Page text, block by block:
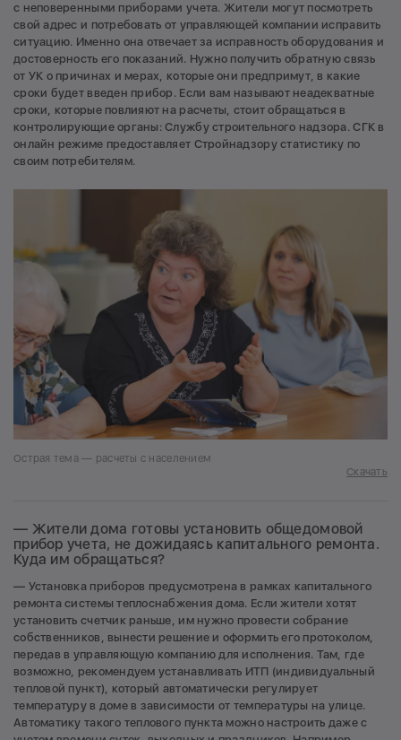
с неповеренными приборами учета. Жители могут посмотреть
свой адрес и потребовать от управляющей компании исправить
ситуацию. Именно она отвечает за исправность оборудования и
достоверность его показаний. Нужно получить обратную связь
от УК о причинах и мерах, которые они предпримут, в какие
сроки будет введен прибор. Если вам называют неадекватные
сроки, которые повлияют на расчеты, стоит обращаться в
контролирующие органы: Службу строительного надзора. СГК в
онлайн режиме предоставляет Стройнадзору статистику по
своим потребителям.
Острая тема — расчеты с населением
Скачать
— Жители дома готовы установить общедомовой
прибор учета, не дожидаясь капитального ремонта.
Куда им обращаться?
— Установка приборов предусмотрена в рамках капитального
ремонта системы теплоснабжения дома. Если жители хотят
установить счетчик раньше, им нужно провести собрание
собственников, вынести решение и оформить его протоколом,
передав в управляющую компанию для исполнения. Там, где
возможно, рекомендуем устанавливать ИТП (индивидуальный
тепловой пункт), который автоматически регулирует
температуру в доме в зависимости от температуры на улице.
Автоматику такого теплового пункта можно настроить даже с